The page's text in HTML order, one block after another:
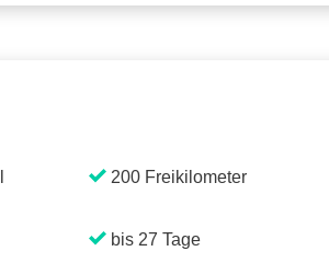
200 Freikilometer
bis 27 Tage